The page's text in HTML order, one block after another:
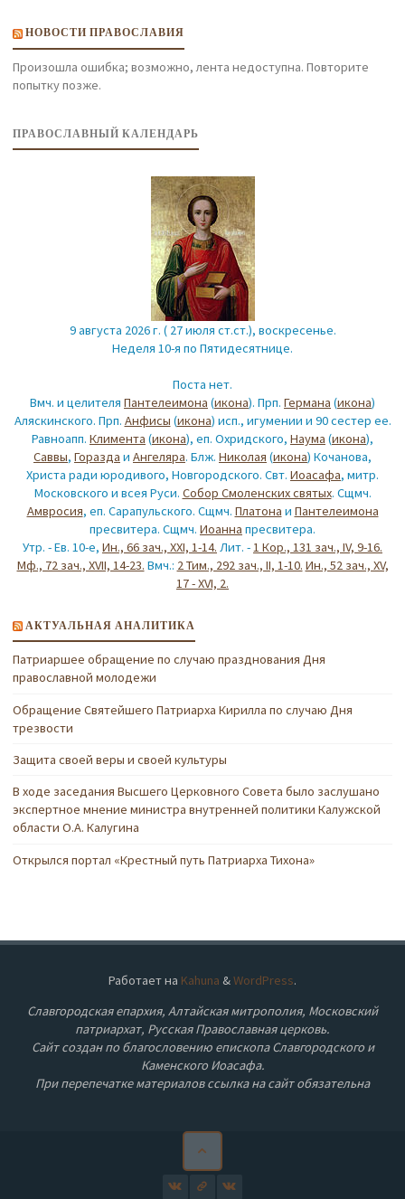
НОВОСТИ ПРАВОСЛАВИЯ
Произошла ошибка; возможно, лента недоступна. Повторите
попытку позже.
ПРАВОСЛАВНЫЙ КАЛЕНДАРЬ
9 августа 2026 г. ( 27 июля ст.ст.), воскресенье.
Неделя 10-я по Пятидесятнице.
Поста нет.
Вмч. и целителя Пантелеимона (икона). Прп. Германа (икона)
Аляскинского. Прп. Анфисы (икона) исп., игумении и 90 сестер ее.
Равноапп. Климента (икона), еп. Охридского, Наума (икона),
Саввы, Горазда и Ангеляра. Блж. Николая (икона) Кочанова,
Христа ради юродивого, Новгородского. Свт. Иоасафа, митр.
Московского и всея Руси. Собор Смоленских святых. Сщмч.
Амвросия, еп. Сарапульского. Сщмч. Платона и Пантелеимона
пресвитера. Сщмч. Иоанна пресвитера.
Утр. - Ев. 10-е, Ин., 66 зач., XXI, 1-14. Лит. -1 Кор., 131 зач., IV, 9-16.
Мф., 72 зач., XVII, 14-23. Вмч.: 2 Тим., 292 зач., II, 1-10. Ин., 52 зач., XV,
17 - XVI, 2.
АКТУАЛЬНАЯ АНАЛИТИКА
Патриаршее обращение по случаю празднования Дня
православной молодежи
Обращение Святейшего Патриарха Кирилла по случаю Дня
трезвости
Защита своей веры и своей культуры
В ходе заседания Высшего Церковного Совета было заслушано
экспертное мнение министра внутренней политики Калужской
области О.А. Калугина
Открылся портал «Крестный путь Патриарха Тихона»
Работает на Kahuna &WordPress.
Славгородская епархия, Алтайская митрополия, Московский
патриархат, Русская Православная церковь.
Сайт создан по благословению епископа Славгородского и
Каменского Иоасафа.
При перепечатке материалов ссылка на сайт обязательна